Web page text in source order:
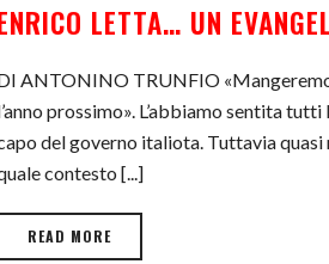
LETTA… UN
ANTONINO TRUNFIO
prossimo». L’abbiamo sentita tutti
del governo italiota. Tuttavia quasi
contesto [...]
READ MORE